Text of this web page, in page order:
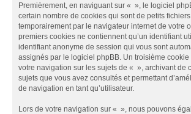
Premièrement, en naviguant sur « », le logiciel
certain nombre de cookies qui sont de petits
temporairement par le navigateur internet de votre
premiers cookies ne contiennent qu’un identifiant
identifiant anonyme de session qui vous sont
assignés par le logiciel phpBB. Un troisième cookie
votre navigation sur les sujets de « », archivant de
sujets que vous avez consultés et permettant
de navigation en tant qu’utilisateur.
Lors de votre navigation sur « », nous pouvons